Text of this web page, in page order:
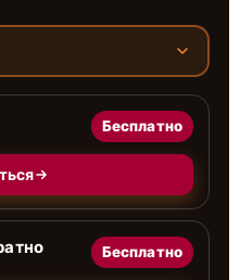
Бесплатно
Бесплатно